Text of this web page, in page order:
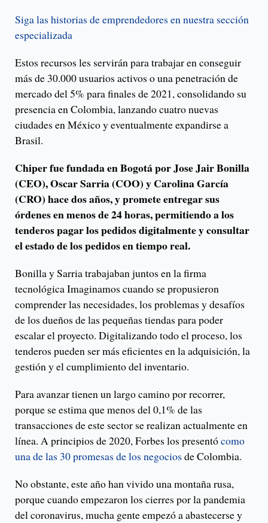
Siga las historias de emprendedores en nuestra sección
especializada
Estos recursos les servirán para trabajar en conseguir
más de 30.000 usuarios activos o una penetración de
mercado del 5% para finales de 2021, consolidando su
presencia en Colombia, lanzando cuatro nuevas
ciudades en México y eventualmente expandirse a
Brasil.
Chiper fue fundada en Bogotá por Jose Jair Bonilla
(CEO), Oscar Sarria (COO) y Carolina García
(CRO) hace dos años, y promete entregar sus
órdenes en menos de 24 horas, permitiendo a los
tenderos pagar los pedidos digitalmente y consultar
el estado de los pedidos en tiempo real.
Bonilla y Sarria trabajaban juntos en la firma
tecnológica Imaginamos cuando se propusieron
comprender las necesidades, los problemas y desafíos
de los dueños de las pequeñas tiendas para poder
escalar el proyecto. Digitalizando todo el proceso, los
tenderos pueden ser más eficientes en la adquisición, la
gestión y el cumplimiento del inventario.
Para avanzar tienen un largo camino por recorrer,
porque se estima que menos del 0,1% de las
transacciones de este sector se realizan actualmente en
línea. A principios de 2020, Forbes los presentócomo
una de las 30 promesas de los negocios de Colombia.
No obstante, este año han vivido una montaña rusa,
porque cuando empezaron los cierres por la pandemia
del coronavirus, mucha gente empezó a abastecerse y